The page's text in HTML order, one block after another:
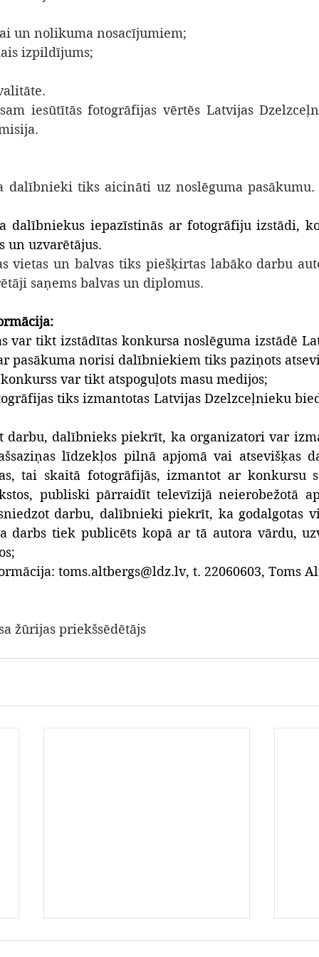
un nolikuma nosacījumiem;
izpildījums;
iesūtītās fotogrāfijas vērtēs Latvijas
dalībnieki tiks aicināti uz noslēguma
dalībniekus iepazīstinās ar fotogrāfiju izstādi,
un uzvarētājus.
vietas un balvas tiks piešķirtas labāko darbu
saņems balvas un diplomus.
var tikt izstādītas konkursa noslēguma izstādē
pasākuma norisi dalībniekiem tiks paziņots
var tikt atspoguļots masu medijos;
tiks izmantotas Latvijas Dzelzceļnieku
darbu, dalībnieks piekrīt, ka organizatori var
līdzekļos pilnā apjomā vai atsevišķas
tai skaitā fotogrāfijās, izmantot ar konkursu
publiski pārraidīt televīzijā neierobežotā
darbu, dalībnieki piekrīt, ka godalgotas
darbs tiek publicēts kopā ar tā autora vārdu,
toms.altbergs@ldz.lv, t. 22060603, Toms
žūrijas priekšsēdētājs